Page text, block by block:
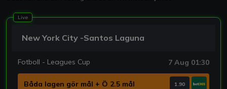
Live
New York City -Santos Laguna
Fotboll - Leagues Cup 7 Aug 01:30
Båda lagen gör mål + Ö 2.5 mål 1.90